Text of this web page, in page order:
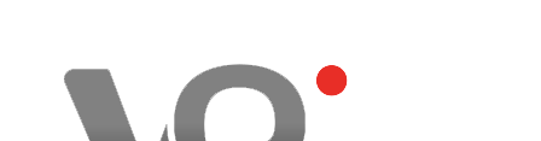
content